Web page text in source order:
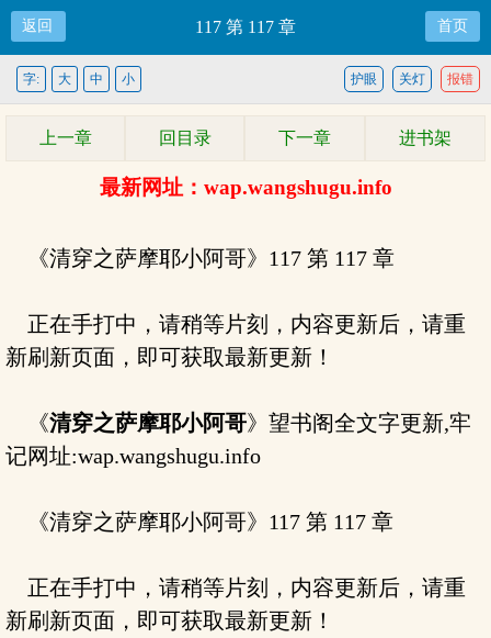
返回 117 第 117 章 首页
报错
关灯
护眼
字: 大 中 小
上一章 回目录 下一章 进书架
最新网址：wap.wangshugu.info
《清穿之萨摩耶小阿哥》117 第 117 章
正在手打中，请稍等片刻，内容更新后，请重
新刷新页面，即可获取最新更新！
《清穿之萨摩耶小阿哥》望书阁全文字更新,牢
记网址:wap.wangshugu.info
《清穿之萨摩耶小阿哥》117 第 117 章
正在手打中，请稍等片刻，内容更新后，请重
新刷新页面，即可获取最新更新！